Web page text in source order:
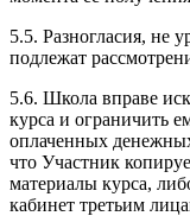
5.5. Разногласия, не
подлежат
5.6. Школа вправе
курса и ограничить
оплаченных
что Участник
материалы курса,
кабинет третьим